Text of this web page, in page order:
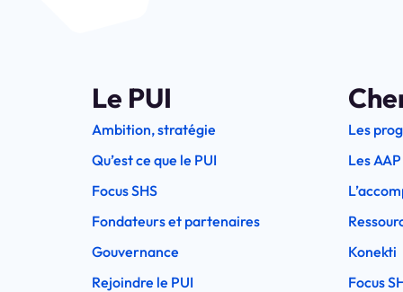
Le PUI
Ambition, stratégie
Qu’est ce que le PUI
Focus SHS
Fondateurs et partenaires
Gouvernance
Rejoindre le PUI
Les
Les AAP
Konekti
Focus